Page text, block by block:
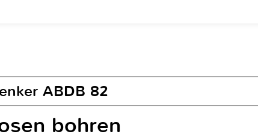
ABDB 82
bohren